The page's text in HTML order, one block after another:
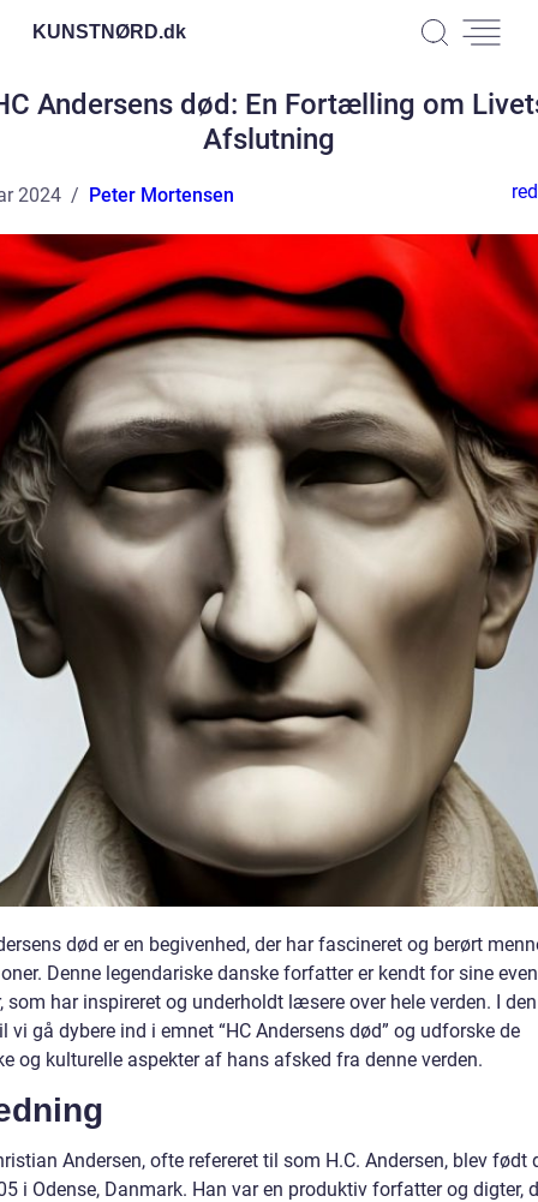
KUNSTNØRD.dk
Andersens død: En Fortælling om
Afslutning
2024 Peter Mortensen
død er en begivenhed, der har fascineret og berørt
Denne legendariske danske forfatter er kendt for sine
som har inspireret og underholdt læsere over hele verden. I
vi gå dybere ind i emnet “HC Andersens død” og udforske de
og kulturelle aspekter af hans afsked fra denne verden.
Andersen, ofte refereret til som H.C. Andersen, blev født
i Odense, Danmark. Han var en produktiv forfatter og digter,